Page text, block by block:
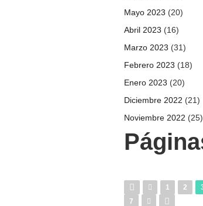
Mayo 2023 (20)
Abril 2023 (16)
Marzo 2023 (31)
Febrero 2023 (18)
Enero 2023 (20)
Diciembre 2022 (21)
Noviembre 2022 (25)
1 2
7